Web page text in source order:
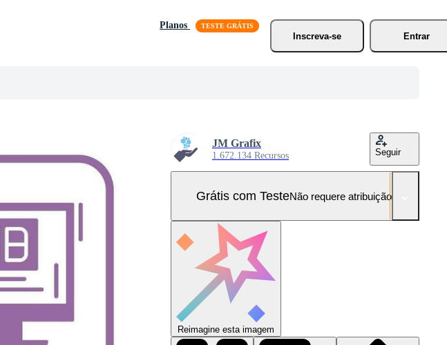
Planos
Inscreva-se
Entrar
JM Grafix
1.672.134 Recursos Seguir
Grátis com TesteNão requere atribuição!
Reimagine esta imagem